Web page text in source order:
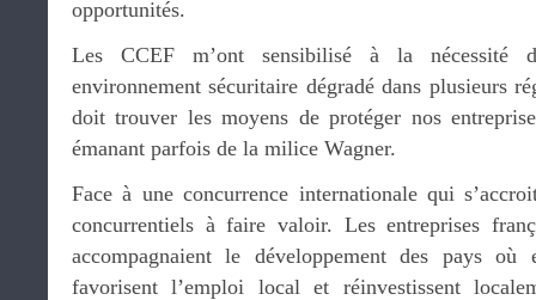
opportunités.
Les CCEF m’ont sensibilisé à la nécessité
environnement sécuritaire dégradé dans plusieurs
doit trouver les moyens de protéger nos
émanant parfois de la milice Wagner.
Face à une concurrence internationale qui
concurrentiels à faire valoir. Les entreprises
accompagnaient le développement des pays où
favorisent l’emploi local et réinvestissent